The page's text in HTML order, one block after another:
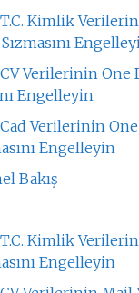
Kimlik
Verilerinin One
Engelleyin
Verilerinin
Engelleyin
Bakış
Kimlik
Engelleyin